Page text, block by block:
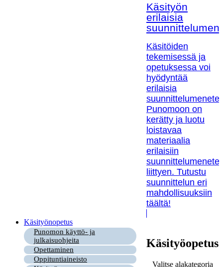
Käsityön
erilaisia
Käsitöiden
tekemisessä ja
opetuksessa voi
hyödyntää
erilaisia
Punomoon on
kerätty ja luotu
loistavaa
materiaalia
erilaisiin
liittyen. Tutustu
suunnittelun eri
mahdollisuuksiin
täältä!
Käsityönopetus
Punomon käyttö- ja
julkaisuohjeita
Opettaminen
Oppituntiaineisto
Käsityöopetus
Valitse alakategoria